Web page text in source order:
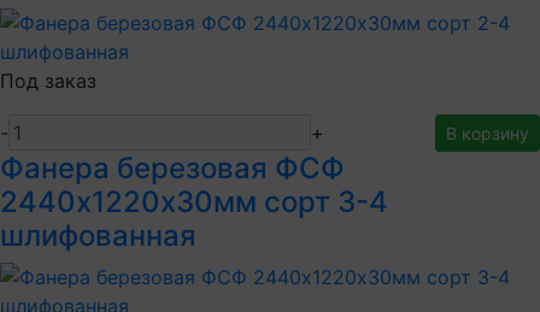
Под заказ
- + В корзину
Фанера березовая ФСФ
2440х1220х30мм сорт 3-4
шлифованная